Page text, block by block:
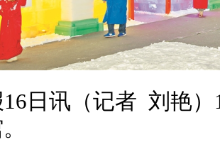
日讯（记者 刘艳